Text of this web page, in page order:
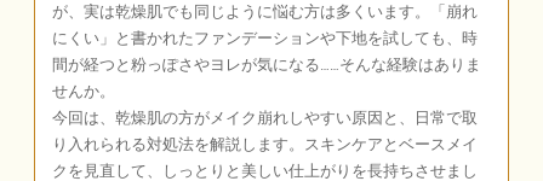
が、実は乾燥肌でも同じように悩む方は多くいます。「崩れ
にくい」と書かれたファンデーションや下地を試しても、時
間が経つと粉っぽさやヨレが気になる……そんな経験はありま
せんか。
今回は、乾燥肌の方がメイク崩れしやすい原因と、日常で取
り入れられる対処法を解説します。スキンケアとベースメイ
クを見直して、しっとりと美しい仕上がりを長持ちさせまし